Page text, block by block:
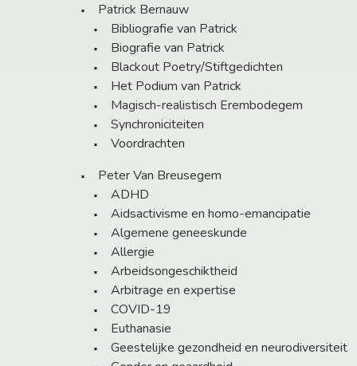
Patrick Bernauw
Bibliografie van Patrick
Biografie van Patrick
Blackout Poetry/Stiftgedichten
Het Podium van Patrick
Magisch-realistisch Erembodegem
Synchroniciteiten
Voordrachten
Peter Van Breusegem
ADHD
Aidsactivisme en homo-emancipatie
Algemene geneeskunde
Allergie
Arbeidsongeschiktheid
Arbitrage en expertise
COVID-19
Euthanasie
Geestelijke gezondheid en neurodiversiteit